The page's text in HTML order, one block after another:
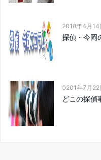
2018年4月14
探偵・今岡
0201年7月22
どこの探偵